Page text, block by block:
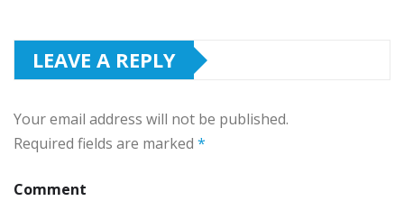
LEAVE A REPLY
Your email address will not be published.
Required fields are marked *
Comment